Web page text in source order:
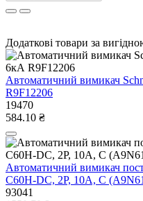
Додаткові товари за
Автоматичний вимикач
R9F12206
19470
584.10 ₴
Автоматичний вимикач
C60H-DC, 2P, 10A, C
93041